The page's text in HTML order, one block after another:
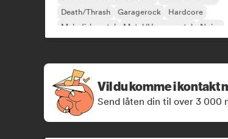
Death/Thrash
Garagerock
Hardcore
Melodisk metal
Metal/Heavy metal Noise
Vil du komme i kontakt
Send låten din til over 3 000